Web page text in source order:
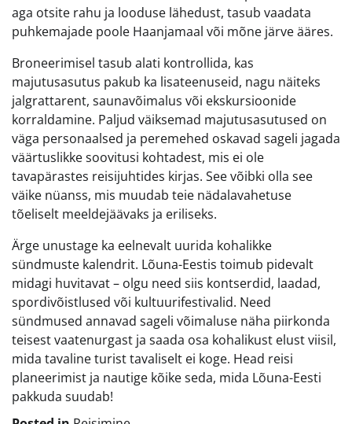
aga otsite rahu ja looduse lähedust, tasub vaadata
puhkemajade poole Haanjamaal või mõne järve ääres.
Broneerimisel tasub alati kontrollida, kas
majutusasutus pakub ka lisateenuseid, nagu näiteks
jalgrattarent, saunavõimalus või ekskursioonide
korraldamine. Paljud väiksemad majutusasutused on
väga personaalsed ja peremehed oskavad sageli jagada
väärtuslikke soovitusi kohtadest, mis ei ole
tavapärastes reisijuhtides kirjas. See võibki olla see
väike nüanss, mis muudab teie nädalavahetuse
tõeliselt meeldejäävaks ja eriliseks.
Ärge unustage ka eelnevalt uurida kohalikke
sündmuste kalendrit. Lõuna-Eestis toimub pidevalt
midagi huvitavat – olgu need siis kontserdid, laadad,
spordivõistlused või kultuurifestivalid. Need
sündmused annavad sageli võimaluse näha piirkonda
teisest vaatenurgast ja saada osa kohalikust elust viisil,
mida tavaline turist tavaliselt ei koge. Head reisi
planeerimist ja nautige kõike seda, mida Lõuna-Eesti
pakkuda suudab!